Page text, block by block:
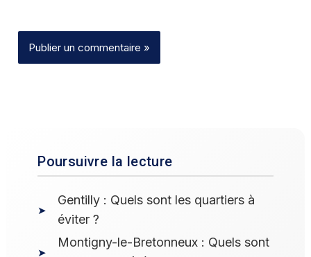
Poursuivre la lecture
Gentilly : Quels sont les quartiers à
éviter ?
Montigny-le-Bretonneux : Quels sont